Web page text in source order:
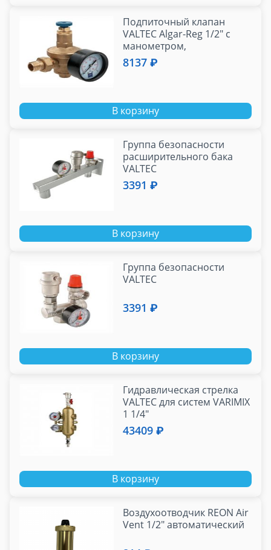
Подпиточный клапан
VALTEC Algar-Reg 1/2" с
манометром,
обр.клапаном, фильтром
8137 ₽
В корзину
Группа безопасности
расширительного бака
VALTEC
3391 ₽
В корзину
Группа безопасности
VALTEC
3391 ₽
В корзину
Гидравлическая стрелка
VALTEC для систем VARIMIX
1 1/4"
43409 ₽
В корзину
Воздухоотводчик REON Air
Vent 1/2" автоматический